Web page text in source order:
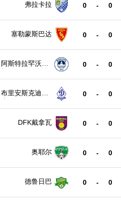
弗拉卡拉 0 - 0
塞勒蒙斯巴达 0 - 0
阿斯特拉罕沃尔
0 - 0
布里安斯克迪纳
0 - 0
DFK戴拿瓦 0 - 0
奥耶尔 0 - 0
德鲁日巴 0 - 0